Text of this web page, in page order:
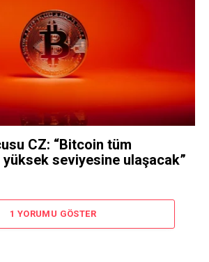
CZ: “Bitcoin tüm
yüksek seviyesine ulaşacak”
1 YORUMU GÖSTER